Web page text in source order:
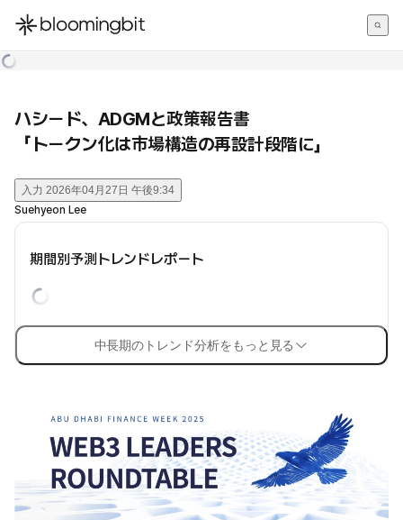
한국어
ハシード、ADGMと政策報告書
「トークン化は市場構造の再設計段階に」
入力 2026年04月27日 午後9:34
Suehyeon Lee
期間別予測トレンドレポート
中長期のトレンド分析をもっと見る